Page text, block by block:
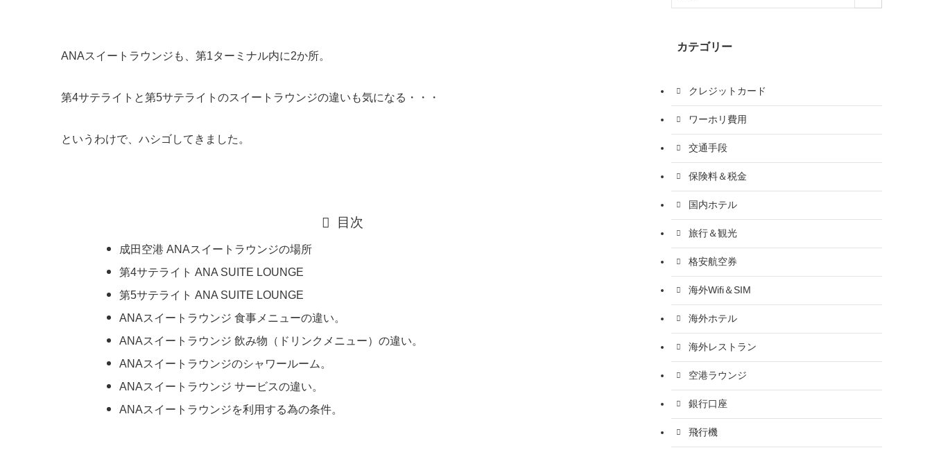
ANAスイートラウンジも、第1ターミナル内に2か所。
第4サテライトと第5サテライトのスイートラウンジの違いも気になる・・・
というわけで、ハシゴしてきました。
目次
成田空港 ANAスイートラウンジの場所
第4サテライト ANA SUITE LOUNGE
第5サテライト ANA SUITE LOUNGE
ANAスイートラウンジ 食事メニューの違い。
ANAスイートラウンジ 飲み物（ドリンクメニュー）の違い。
ANAスイートラウンジのシャワールーム。
ANAスイートラウンジ サービスの違い。
ANAスイートラウンジを利用する為の条件。
カテゴリー
クレジットカード
ワーホリ費用
交通手段
保険料＆税金
国内ホテル
旅行＆観光
格安航空券
海外Wifi＆SIM
海外ホテル
海外レストラン
空港ラウンジ
銀行口座
飛行機